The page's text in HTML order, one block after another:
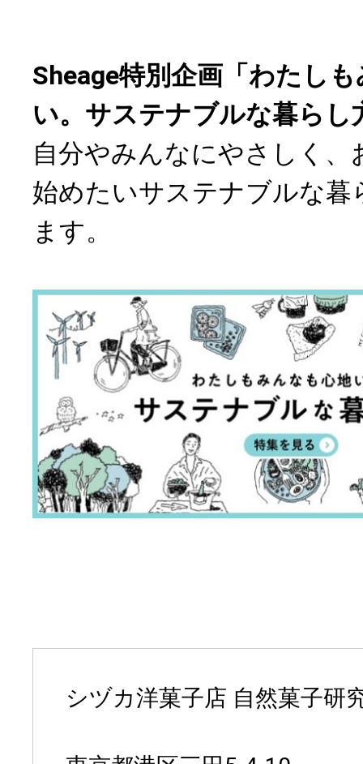
Sheage特別企画「わたし
い。サステナブルな暮らし
自分やみんなにやさしく
始めたいサステナブルな暮
ます。
シヅカ洋菓子店 自然菓子研